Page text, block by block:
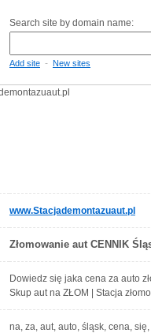
Search site by domain name:
Add site - New sites
www.Stacjademontazuaut.pl
Złomowanie aut CENNIK
Dowiedz się jaka cena za auto
Skup aut na ZŁOM | Stacja
na, za, aut, auto, śląsk, cena,